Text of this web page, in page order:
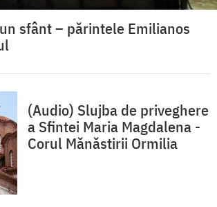
sfânt – părintele Emilianos
(Audio) Slujba de priveghere
a Sfintei Maria Magdalena -
Corul Mănăstirii Ormilia